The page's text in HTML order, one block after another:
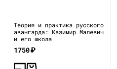
Теория и практика русского
авангарда: Казимир Малевич
и его школа
1750₽